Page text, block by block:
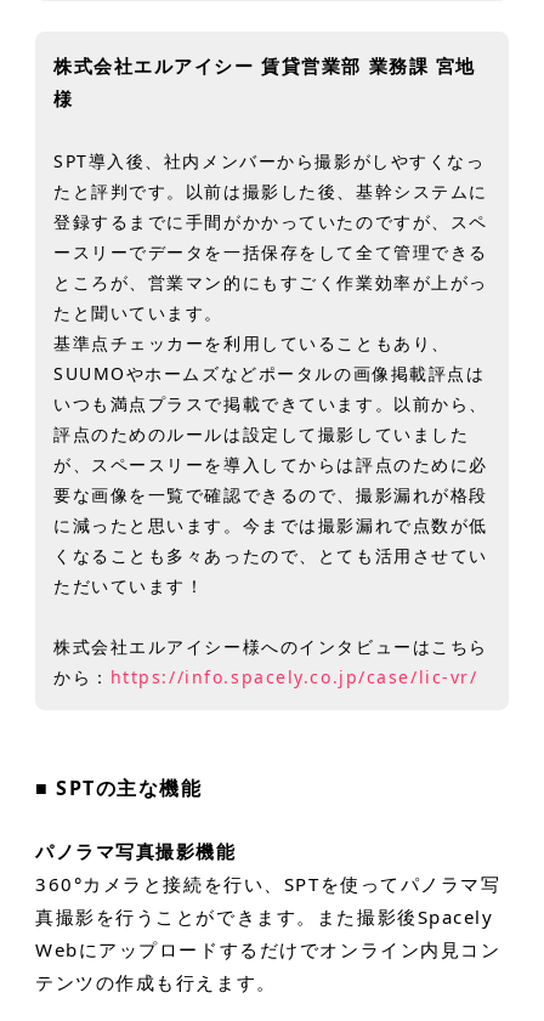
株式会社エルアイシー 賃貸営業部 業務課 宮地
様
SPT導入後、社内メンバーから撮影がしやすくなっ
たと評判です。以前は撮影した後、基幹システムに
登録するまでに手間がかかっていたのですが、スペ
ースリーでデータを一括保存をして全て管理できる
ところが、営業マン的にもすごく作業効率が上がっ
たと聞いています。
基準点チェッカーを利用していることもあり、
SUUMOやホームズなどポータルの画像掲載評点は
いつも満点プラスで掲載できています。以前から、
評点のためのルールは設定して撮影していました
が、スペースリーを導入してからは評点のために必
要な画像を一覧で確認できるので、撮影漏れが格段
に減ったと思います。今までは撮影漏れで点数が低
くなることも多々あったので、とても活用させてい
ただいています！
株式会社エルアイシー様へのインタビューはこちら
から： https://info.spacely.co.jp/case/lic-vr/
■ SPTの主な機能
パノラマ写真撮影機能
360°カメラと接続を行い、SPTを使ってパノラマ写
真撮影を行うことができます。また撮影後Spacely
Webにアップロードするだけでオンライン内見コン
テンツの作成も行えます。